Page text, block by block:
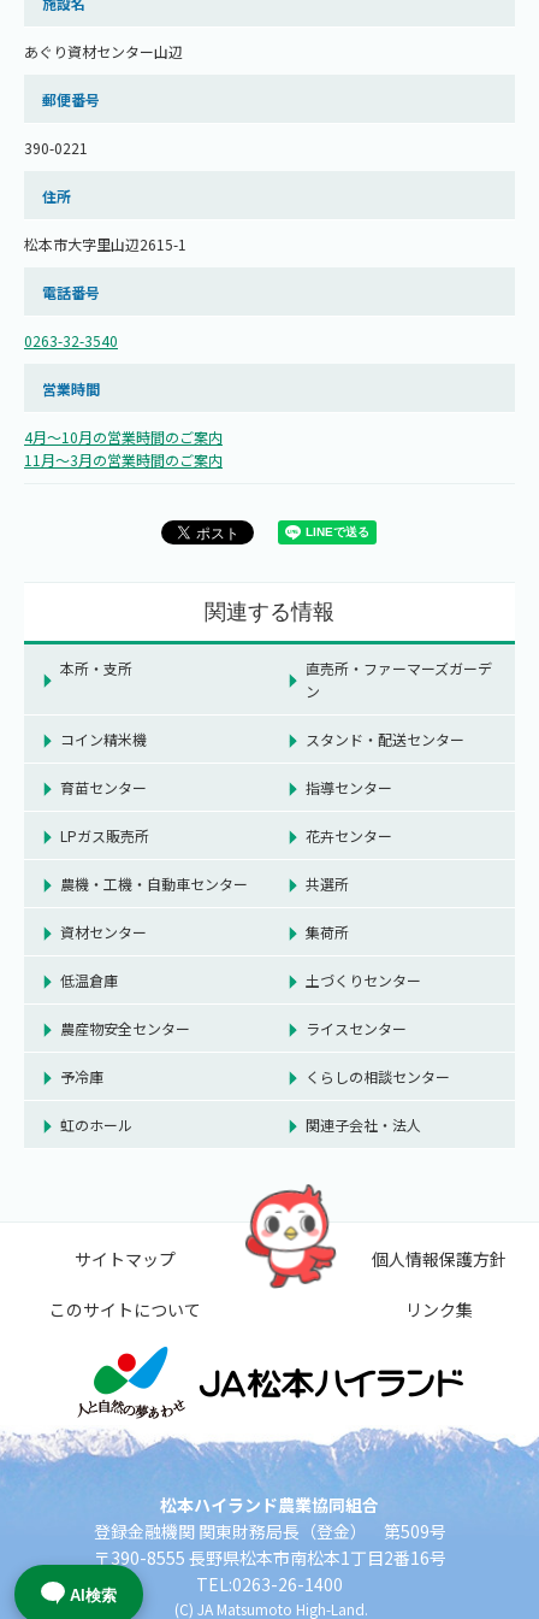
あぐり資材センター山辺
郵便番号
390-0221
住所
松本市大字里山辺2615-1
電話番号
0263-32-3540
営業時間
4月～10月の営業時間のご案内
11月～3月の営業時間のご案内
関連する情報
本所・支所
直売所・ファーマーズガーデ
ン
コイン精米機 スタンド・配送センター
育苗センター 指導センター
LPガス販売所 花卉センター
農機・工機・自動車センター 共選所
資材センター 集荷所
低温倉庫 土づくりセンター
農産物安全センター ライスセンター
予冷庫 くらしの相談センター
虹のホール 関連子会社・法人
サイトマップ
このサイトについて
個人情報保護方針
リンク集
松本ハイランド農業協同組合
登録金融機関 関東財務局長（登金） 第509号
〒390-8555 長野県松本市南松本1丁目2番16号
TEL:0263-26-1400
(C) JA Matsumoto High-Land.
AI検索